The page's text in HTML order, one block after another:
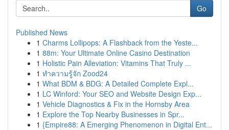
Go
Published News
1 Charms Lollipops: A Flashback from the Yeste...
1 88m: Your Ultimate Online Casino Destination
1 Holistic Pain Alleviation: Vitamins That Truly ...
1 ทำความรู้จัก Zood24
1 What BDM & BDG: A Detailed Complete Expl...
1 LC Winford: Your SEO and Website Design Exp...
1 Vehicle Diagnostics & Fix in the Hornsby Area
1 Explore the Top Nearby Businesses in Spr...
1 {Empire88: A Emerging Phenomenon in Digital Ent...